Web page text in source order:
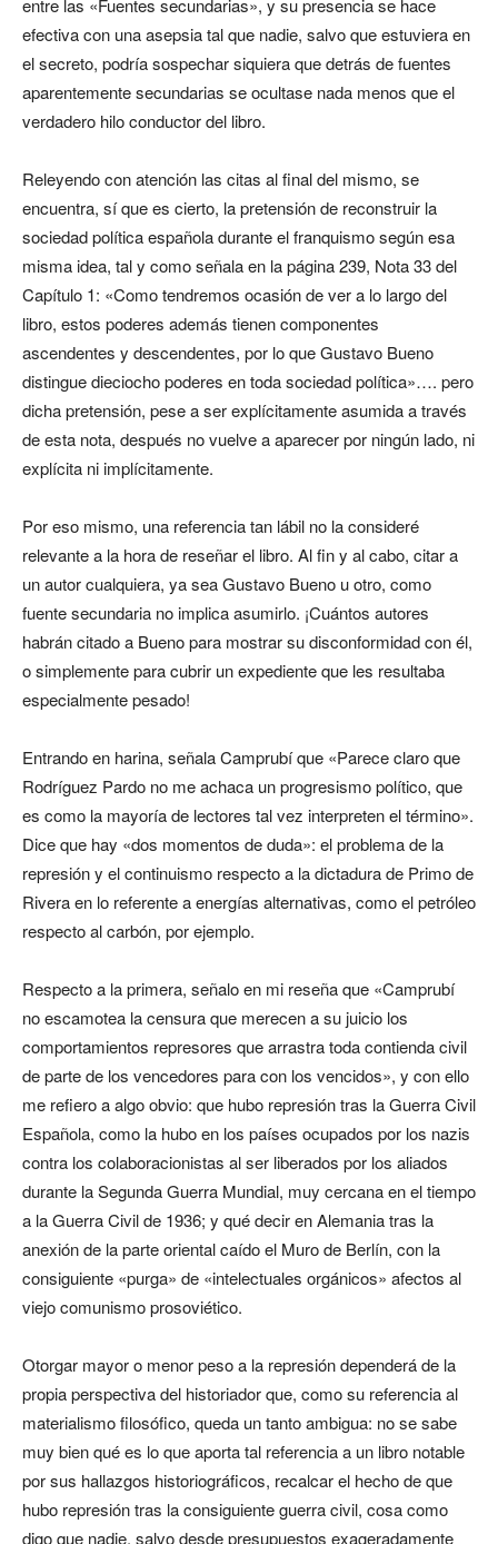
entre las «Fuentes secundarias», y su presencia se hace
efectiva con una asepsia tal que nadie, salvo que estuviera en
el secreto, podría sospechar siquiera que detrás de fuentes
aparentemente secundarias se ocultase nada menos que el
verdadero hilo conductor del libro.
Releyendo con atención las citas al final del mismo, se
encuentra, sí que es cierto, la pretensión de reconstruir la
sociedad política española durante el franquismo según esa
misma idea, tal y como señala en la página 239, Nota 33 del
Capítulo 1: «Como tendremos ocasión de ver a lo largo del
libro, estos poderes además tienen componentes
ascendentes y descendentes, por lo que Gustavo Bueno
distingue dieciocho poderes en toda sociedad política»…. pero
dicha pretensión, pese a ser explícitamente asumida a través
de esta nota, después no vuelve a aparecer por ningún lado, ni
explícita ni implícitamente.
Por eso mismo, una referencia tan lábil no la consideré
relevante a la hora de reseñar el libro. Al fin y al cabo, citar a
un autor cualquiera, ya sea Gustavo Bueno u otro, como
fuente secundaria no implica asumirlo. ¡Cuántos autores
habrán citado a Bueno para mostrar su disconformidad con él,
o simplemente para cubrir un expediente que les resultaba
especialmente pesado!
Entrando en harina, señala Camprubí que «Parece claro que
Rodríguez Pardo no me achaca un progresismo político, que
es como la mayoría de lectores tal vez interpreten el término».
Dice que hay «dos momentos de duda»: el problema de la
represión y el continuismo respecto a la dictadura de Primo de
Rivera en lo referente a energías alternativas, como el petróleo
respecto al carbón, por ejemplo.
Respecto a la primera, señalo en mi reseña que «Camprubí
no escamotea la censura que merecen a su juicio los
comportamientos represores que arrastra toda contienda civil
de parte de los vencedores para con los vencidos», y con ello
me refiero a algo obvio: que hubo represión tras la Guerra Civil
Española, como la hubo en los países ocupados por los nazis
contra los colaboracionistas al ser liberados por los aliados
durante la Segunda Guerra Mundial, muy cercana en el tiempo
a la Guerra Civil de 1936; y qué decir en Alemania tras la
anexión de la parte oriental caído el Muro de Berlín, con la
consiguiente «purga» de «intelectuales orgánicos» afectos al
viejo comunismo prosoviético.
Otorgar mayor o menor peso a la represión dependerá de la
propia perspectiva del historiador que, como su referencia al
materialismo filosófico, queda un tanto ambigua: no se sabe
muy bien qué es lo que aporta tal referencia a un libro notable
por sus hallazgos historiográficos, recalcar el hecho de que
hubo represión tras la consiguiente guerra civil, cosa como
digo que nadie, salvo desde presupuestos exageradamente